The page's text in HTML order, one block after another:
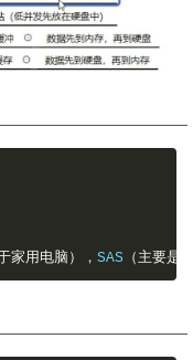
家用电脑）， SAS （主要是